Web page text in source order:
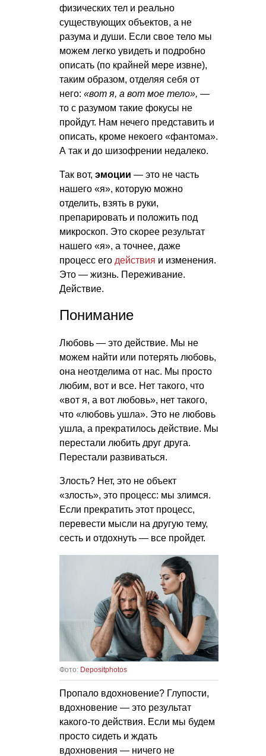
физических тел и реально
существующих объектов, а не
разума и души. Если свое тело мы
можем легко увидеть и подробно
описать (по крайней мере извне),
таким образом, отделяя себя от
него: «вот я, а вот мое тело», —
то с разумом такие фокусы не
пройдут. Нам нечего представить и
описать, кроме некоего «фантома».
А так и до шизофрении недалеко.
Так вот, эмоции — это не часть
нашего «я», которую можно
отделить, взять в руки,
препарировать и положить под
микроскоп. Это скорее результат
нашего «я», а точнее, даже
процесс его действия и изменения.
Это — жизнь. Переживание.
Действие.
Понимание
Любовь — это действие. Мы не
можем найти или потерять любовь,
она неотделима от нас. Мы просто
любим, вот и все. Нет такого, что
«вот я, а вот любовь», нет такого,
что «любовь ушла». Это не любовь
ушла, а прекратилось действие. Мы
перестали любить друг друга.
Перестали развиваться.
Злость? Нет, это не объект
«злость», это процесс: мы злимся.
Если прекратить этот процесс,
перевести мысли на другую тему,
сесть и отдохнуть — все пройдет.
Фото: Depositphotos
Пропало вдохновение? Глупости,
вдохновение — это результат
какого-то действия. Если мы будем
просто сидеть и ждать
вдохновения — ничего не